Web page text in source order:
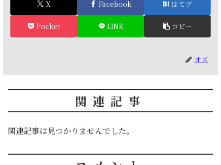
X Facebook はてブ
Pocket LINE コピー
オズ
関連記事
関連記事は見つかりませんでした。